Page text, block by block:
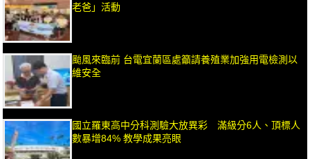
老爸」活動
颱風來臨前 台電宜蘭區處籲請養殖業加強用電檢測以
維安全
國立羅東高中分科測驗大放異彩 滿級分6人、頂標人
數暴增84% 教學成果亮眼